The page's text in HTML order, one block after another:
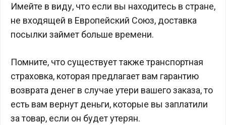
Имейте в виду, что если вы находитесь в стране,
не входящей в Европейский Союз, доставка
посылки займет больше времени.
Помните, что существует также транспортная
страховка, которая предлагает вам гарантию
возврата денег в случае утери вашего заказа, то
есть вам вернут деньги, которые вы заплатили
за товар, если он будет утерян.